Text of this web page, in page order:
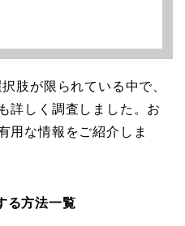
肢が限られている中で、
詳しく調査しました。お
用な情報をご紹介しま
る方法一覧